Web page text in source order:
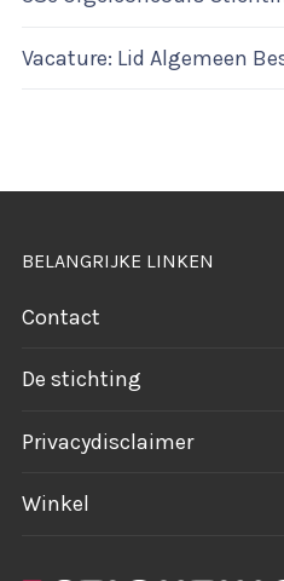
Vacature: Lid Algemeen
BELANGRIJKE LINKEN
Contact
De stichting
Privacydisclaimer
Winkel